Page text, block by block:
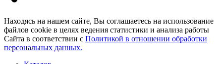
Находясь на нашем сайте, Вы соглашаетесь на использование
файлов cookie в целях ведения статистики и анализа работы
Сайта в соответствии с Политикой в отношении обработки
персональных данных.